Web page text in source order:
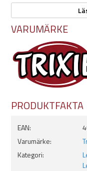
Extremt slitstark
Flerfärgad
Utan pip
VARUMÄRKE
PRODUKTFAKTA
EAN:
Varumärke:
Kategori: